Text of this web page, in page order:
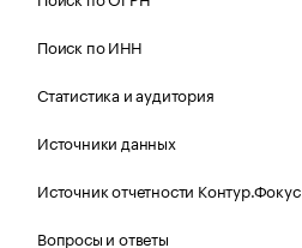
Поиск по ИНН
Статистика и аудитория
Источники данных
Источник отчетности Контур.Фокус
Вопросы и ответы